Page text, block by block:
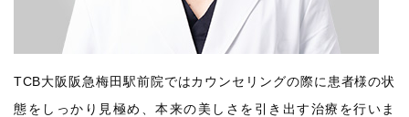
TCB大阪阪急梅田駅前院ではカウンセリングの際に患者様の状
態をしっかり見極め、本来の美しさを引き出す治療を行いま